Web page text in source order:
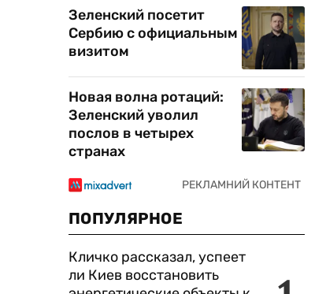
Зеленский посетит
Сербию с официальным
визитом
Новая волна ротаций:
Зеленский уволил
послов в четырех
странах
ПОПУЛЯРНОЕ
Кличко рассказал, успеет
ли Киев восстановить